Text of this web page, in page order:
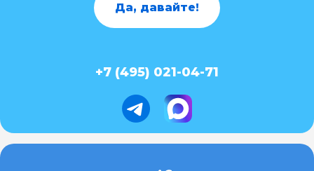
Да, давайте!
+7 (495) 021-04-71